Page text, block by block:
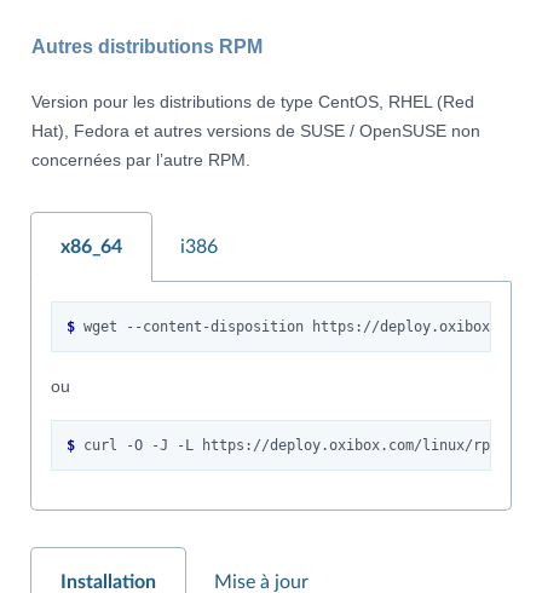
Autres distributions RPM
Version pour les distributions de type CentOS, RHEL (Red
Hat), Fedora et autres versions de SUSE / OpenSUSE non
concernées par l’autre RPM.
x86_64 i386
$ wget --content-disposition
ou
$ curl -O -J -L
Installation Mise à jour